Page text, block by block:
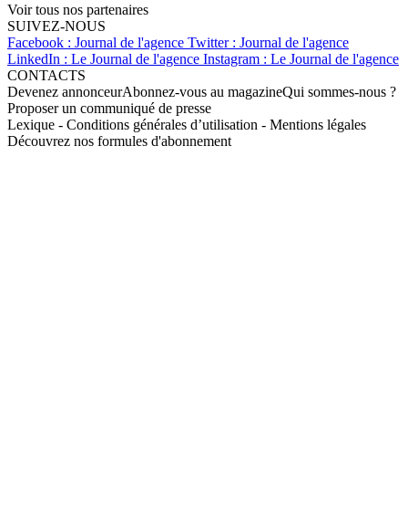
Voir tous nos partenaires
SUIVEZ-NOUS
Facebook : Journal de l'agence Twitter : Journal de l'agence
LinkedIn : Le Journal de l'agence Instagram : Le Journal de l'agence
CONTACTS
Devenez annonceurAbonnez-vous au magazineQui sommes-nous ?
Proposer un communiqué de presse
Lexique - Conditions générales d’utilisation - Mentions légales
Découvrez nos formules d'abonnement